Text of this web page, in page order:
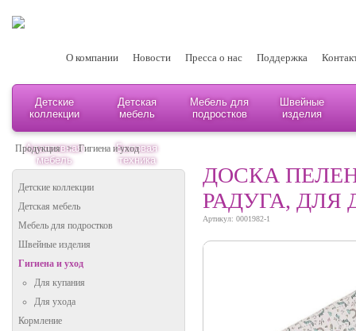
О компании Новости Пресса о нас Поддержка
Детские
коллекции
Детская
мебель
Мебель для
подростков
Швейные
изделия
Адаптивная
мебель
Бытовая
техника
Продукция > Гигиена и уход
Детские коллекции
Детская мебель
Мебель для подростков
Швейные изделия
Гигиена и уход
Для купания
Для ухода
Кормление
ДОСКА
РАДУГА, ДЛЯ
Артикул: 0001982-1